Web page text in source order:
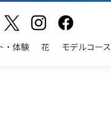
・体験 花 モデルコース